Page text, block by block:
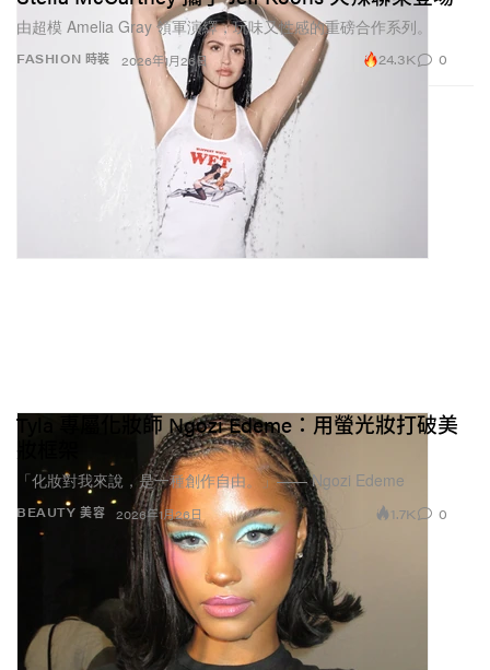
FASHION 時裝
由超模 Amelia Gray 領軍演繹，玩味又性感的重磅合作系列。
2026年1月26日 24.3K 0
BEAUTY 美容
Tyla 專屬化妝師 Ngozi Edeme：用螢光妝打破美
妝框架
「化妝對我來說，是一種創作自由。」—— Ngozi Edeme
2026年1月26日 1.7K 0